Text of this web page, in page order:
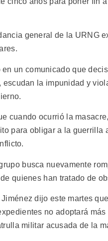
general de la URNG
en un comunicado que
la impunidad y
cuando ocurrió la
para obligar a la
busca nuevamente
quienes han tratado de
dijo este martes
no adoptará
militar acusada de la